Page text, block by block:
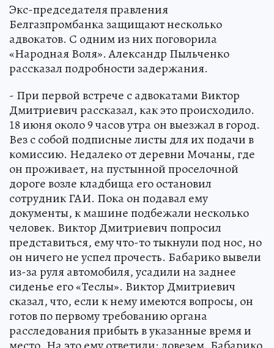
Экс-председателя правления
Белгазпромбанка защищают несколько
адвокатов. С одним из них поговорила
«Народная Воля». Александр Пыльченко
рассказал подробности задержания.
- При первой встрече с адвокатами Виктор
Дмитриевич рассказал, как это происходило.
18 июня около 9 часов утра он выезжал в город.
Вез с собой подписные листы для их подачи в
комиссию. Недалеко от деревни Мочаны, где
он проживает, на пустынной проселочной
дороге возле кладбища его остановил
сотрудник ГАИ. Пока он подавал ему
документы, к машине подбежали несколько
человек. Виктор Дмитриевич попросил
представиться, ему что-то тыкнули под нос, но
он ничего не успел прочесть. Бабарико вывели
из-за руля автомобиля, усадили на заднее
сиденье его «Теслы». Виктор Дмитриевич
сказал, что, если к нему имеются вопросы, он
готов по первому требованию органа
расследования прибыть в указанные время и